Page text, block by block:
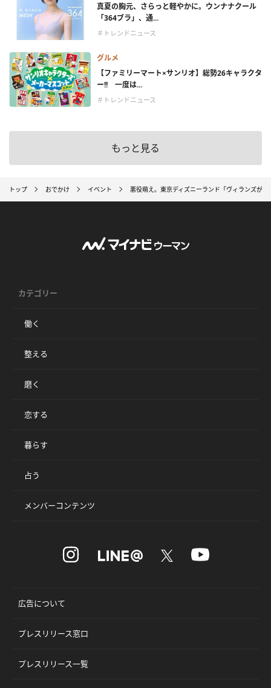
真夏の胸元、さらっと軽やかに。ウンナナクール
「364ブラ」、通...
＃トレンドニュース
グルメ
【ファミリーマート×サンリオ】総勢26キャラクタ
ー!! 一度は...
＃トレンドニュース
もっと見る
トップ おでかけ イベント 悪役萌え。東京ディズニーランド「ヴィランズが
カテゴリー
働く
整える
磨く
恋する
暮らす
占う
メンバーコンテンツ
広告について
プレスリリース窓口
プレスリリース一覧